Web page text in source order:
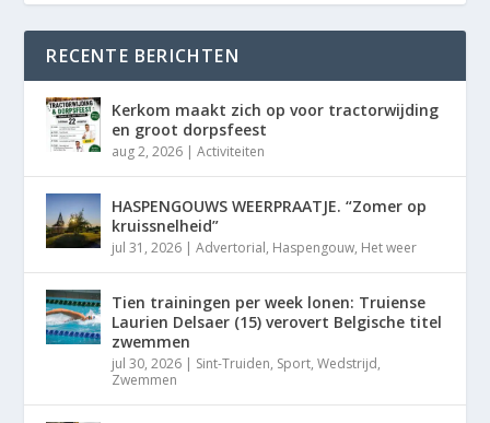
RECENTE BERICHTEN
Kerkom maakt zich op voor tractorwijding
en groot dorpsfeest
aug 2, 2026 |Activiteiten
HASPENGOUWS WEERPRAATJE. “Zomer op
kruissnelheid”
jul 31, 2026 |Advertorial, Haspengouw, Het weer
Tien trainingen per week lonen: Truiense
Laurien Delsaer (15) verovert Belgische titel
zwemmen
jul 30, 2026 | Sint-Truiden, Sport,Wedstrijd,
Zwemmen